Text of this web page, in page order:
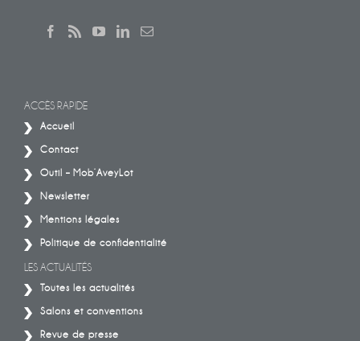
ACCÈS RAPIDE
Accueil
Contact
Outil – Mob’AveyLot
Newsletter
Mentions légales
Politique de confidentialité
LES ACTUALITÉS
Toutes les actualités
Salons et conventions
Revue de presse